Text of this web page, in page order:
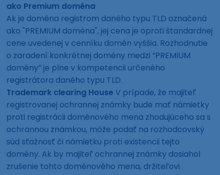
ako Premium doména
Ak je doména registrom daného typu TLD označená
ako "PREMIUM doména", jej cena je oproti štandardnej
cene uvedenej v cenníku domén vyššia. Rozhodnutie
o zaradení konkrétnej domény medzi “PREMIUM
domény” je plne v kompetencii určeného
registrátora daného typu TLD.
Trademark clearing House V prípade, že majiteľ
registrovanej ochrannej známky bude mať námietky
proti registrácii doménového mena zhodujúceho sa s
ochrannou známkou, môže podať na rozhodcovský
súd sťažnosť či námietku proti existencii tejto
domény. Ak by majiteľ ochrannej známky dosiahol
zrušenie tohto doménového mena, držiteľovi